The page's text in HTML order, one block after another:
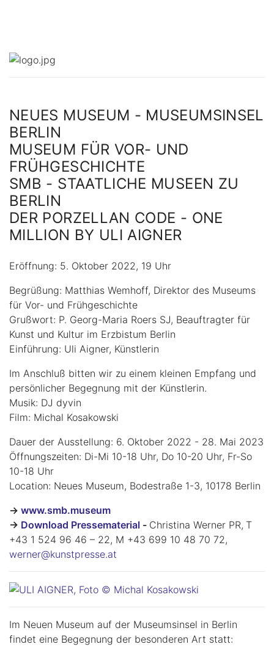
NEUES MUSEUM - MUSEUMSINSEL
BERLIN
MUSEUM FÜR VOR- UND
FRÜHGESCHICHTE
SMB - STAATLICHE MUSEEN ZU
BERLIN
DER PORZELLAN CODE - ONE
MILLION BY ULI AIGNER
Eröffnung: 5. Oktober 2022, 19 Uhr
Begrüßung: Matthias Wemhoff, Direktor des Museums
für Vor- und Frühgeschichte
Grußwort: P. Georg-Maria Roers SJ, Beauftragter für
Kunst und Kultur im Erzbistum Berlin
Einführung: Uli Aigner, Künstlerin
Im Anschluß bitten wir zu einem kleinen Empfang und
persönlicher Begegnung mit der Künstlerin.
Musik: DJ dyvin
Film: Michal Kosakowski
Dauer der Ausstellung: 6. Oktober 2022 - 28. Mai 2023
Öffnungszeiten: Di-Mi 10-18 Uhr, Do 10-20 Uhr, Fr-So
10-18 Uhr
Location: Neues Museum, Bodestraße 1-3, 10178 Berlin
-> www.smb.museum
-> Download Pressematerial - Christina Werner PR, T
+43 1 524 96 46 – 22, M +43 699 10 48 70 72,
werner@kunstpresse.at
Im Neuen Museum auf der Museumsinsel in Berlin
findet eine Begegnung der besonderen Art statt: